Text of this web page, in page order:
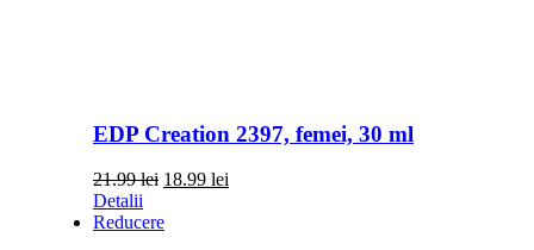
EDP Creation 2397, femei, 30 ml
21.99lei Prețul
a
18.99 leiPrețul
Detalii
Reducere